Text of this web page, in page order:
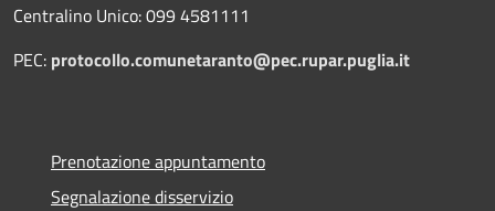
Centralino Unico: 099 4581111
PEC: protocollo.comunetaranto@pec.rupar.puglia.it
Prenotazione appuntamento
Segnalazione disservizio